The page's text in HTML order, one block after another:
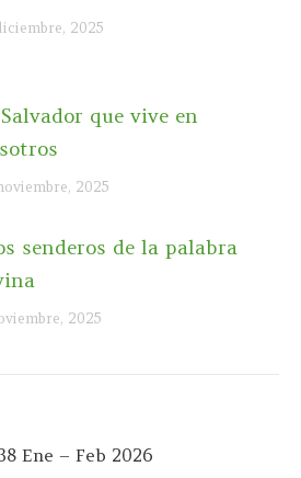
2025
que vive en
2025
senderos de la palabra
2025
Ene – Feb 2026